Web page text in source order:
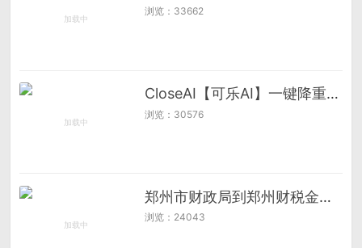
浏览：33662
CloseAI【可乐AI】一键降重降AIGC
浏览：30576
郑州市财政局到郑州财税金融职业学院开展主题党日活动
浏览：24043